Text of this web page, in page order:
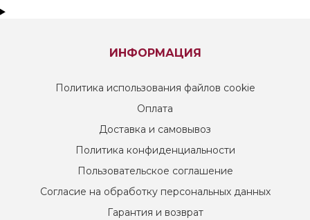
ИНФОРМАЦИЯ
Политика использования файлов cookie
Оплата
Доставка и самовывоз
Политика конфиденциальности
Пользовательское соглашение
Согласие на обработку персональных данных
Гарантия и возврат